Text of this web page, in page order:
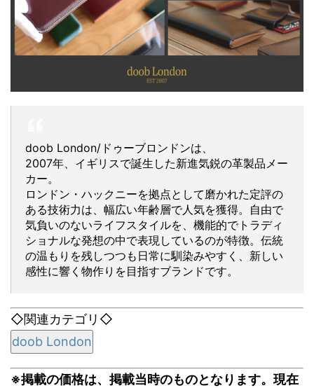
doob London/ドゥーブロンドンは、
2007年、イギリスで誕生した新進気鋭の革製品メー
カー。
ロンドン・ハックニーを拠点として磨かれた定評の
ある技術力は、幅広い年齢層で人気を獲得。自由で
気負いのないライフスタイルを、機能的でトラディ
ショナルな発想の中で表現しているのが特徴。伝統
の温もりを残しつつも日常に馴染みやすく、新しい
感性に響く物作りを目指すブランドです。
◇関連カテゴリ◇
doob London
※掲載の価格は、掲載当時のものとなります。現在